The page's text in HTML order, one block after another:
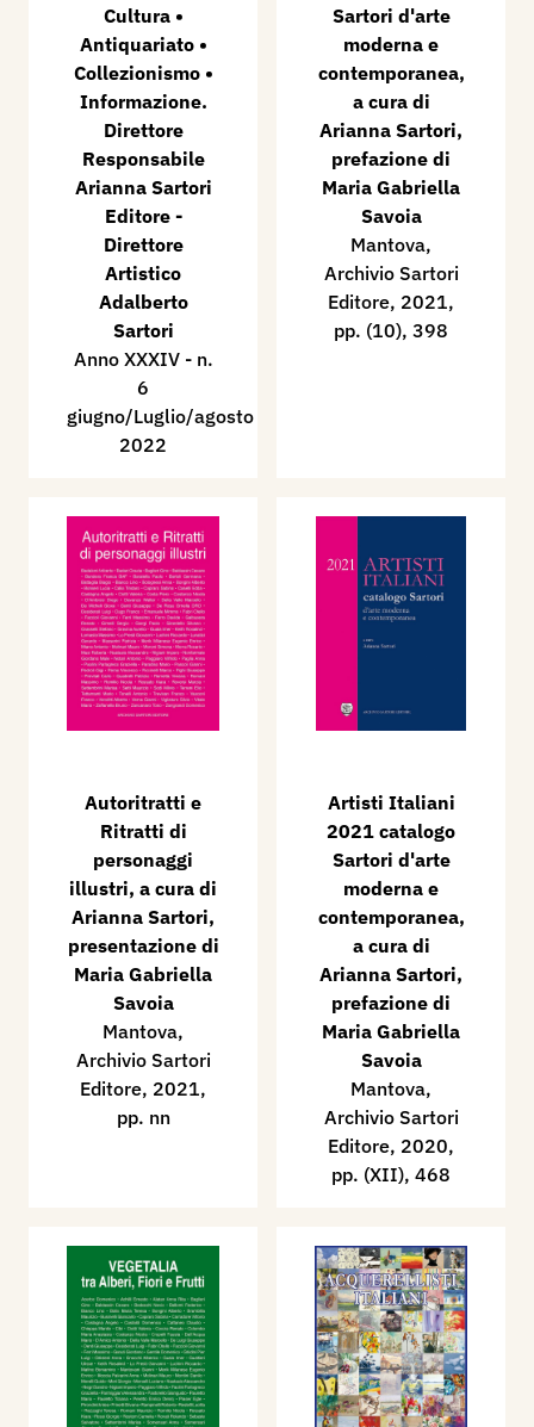
Cultura •
Antiquariato •
Collezionismo •
Informazione.
Direttore
Responsabile
Arianna Sartori
Editore -
Direttore
Artistico
Adalberto
Sartori
Anno XXXIV - n.
6
giugno/Luglio/agosto
2022
Sartori d'arte
moderna e
contemporanea,
a cura di
Arianna Sartori,
prefazione di
Maria Gabriella
Savoia
Mantova,
Archivio Sartori
Editore, 2021,
pp. (10), 398
Autoritratti e
Ritratti di
personaggi
illustri, a cura di
Arianna Sartori,
presentazione di
Maria Gabriella
Savoia
Mantova,
Archivio Sartori
Editore, 2021,
pp. nn
Artisti Italiani
2021 catalogo
Sartori d'arte
moderna e
contemporanea,
a cura di
Arianna Sartori,
prefazione di
Maria Gabriella
Savoia
Mantova,
Archivio Sartori
Editore, 2020,
pp. (XII), 468